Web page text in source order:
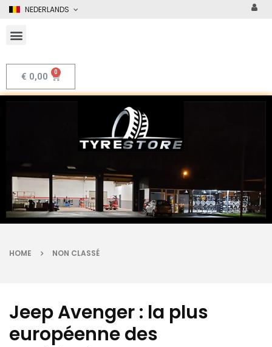
NEDERLANDS
€ 0,00
HOME NON CLASSÉ
Jeep Avenger : la plus
européenne des